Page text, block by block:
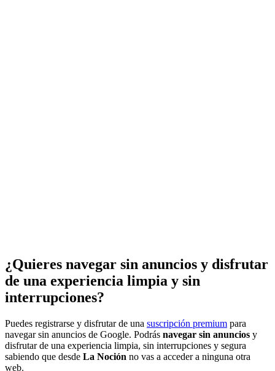
¿Quieres navegar sin anuncios y disfrutar
de una experiencia limpia y sin
interrupciones?
Puedes registrarse y disfrutar de una suscripción premium para
navegar sin anuncios de Google. Podrás navegar sin anuncios y
disfrutar de una experiencia limpia, sin interrupciones y segura
sabiendo que desde La Noción no vas a acceder a ninguna otra
web.